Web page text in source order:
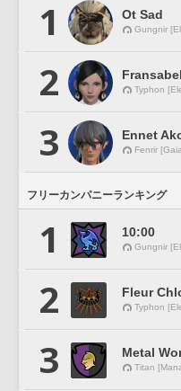
1 Ot Sad
Gungnir
2 Typhon
3 Ennet
Fenrir
フリーカンパニーランキング
1 10:00
Gungnir
2 Fleur
Typhon
3 Metal
Titan